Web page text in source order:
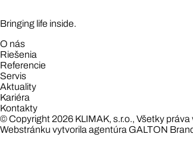
Bringing life inside.
O nás
Riešenia
Referencie
Servis
Aktuality
Kariéra
Kontakty
© Copyright 2026 KLIMAK, s.r.o., Všetky práva
Webstránku vytvorila agentúra GALTON